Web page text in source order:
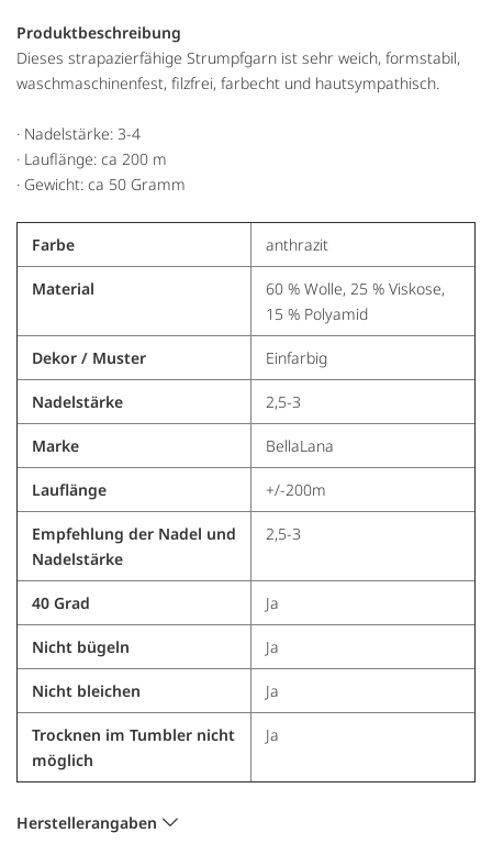
Produktbeschreibung
Dieses strapazierfähige Strumpfgarn ist sehr weich, formstabil,
waschmaschinenfest, filzfrei, farbecht und hautsympathisch.
· Nadelstärke: 3-4
· Lauflänge: ca 200 m
· Gewicht: ca 50 Gramm
Farbe anthrazit
Material
60 % Wolle, 25 % Viskose,
15 % Polyamid
Dekor / Muster Einfarbig
Nadelstärke 2,5-3
Marke BellaLana
Lauflänge +/-200m
Empfehlung der Nadel und
Nadelstärke
2,5-3
40 Grad Ja
Nicht bügeln Ja
Nicht bleichen Ja
Trocknen im Tumbler nicht
möglich
Ja
Herstellerangaben